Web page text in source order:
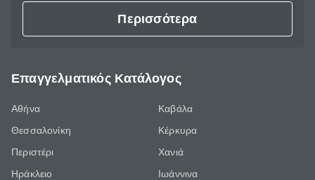
Περισσότερα
Επαγγελματικός Κατάλογος
Αθήνα
Θεσσαλονίκη
Περιστέρι
Ηράκλειο
Καβάλα
Κέρκυρα
Χανιά
Ιωάννινα